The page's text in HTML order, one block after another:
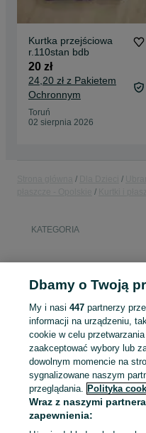
Kurtka przejściowa
r.110stan bdb
20 zł
24,20 zł z Pakietem
Ochronnym
Toruń
02 sierpnia 2026
KATEGORIA
Zaloguj się lub załóż
sprzedającym
Zaloguj się / Załóż konto
Dbamy o Twoją
My i nasi447 partnerzy
informacji na urządzeniu,
cookie w celu
zaakceptować wybory lub
dowolnym momencie na
sygnalizowane naszym
przeglądania. Polityka
Wraz z naszymi
zapewnienia: